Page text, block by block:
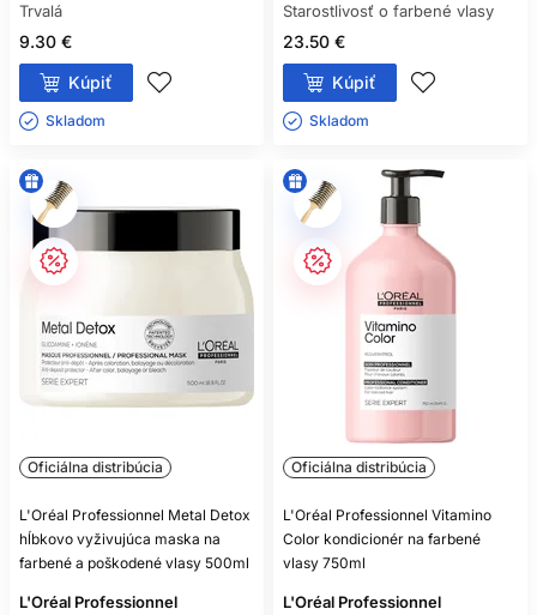
Nie. O jemnosti rozhoduje celé zloženie, nie iba neprítomnosť
jednej skupiny tenzidov.
POTREBUJEM KONDICIONÉR AJ
MASKU?
Nie vždy naraz. Kondicionér používajte pravidelne a masku
pridajte podľa suchosti a poškodenia.
MÔŽEM POUŽÍVAŤ OLEJ PRED
ŽEHLENÍM?
Iba ak konkrétny produkt deklaruje tepelnú ochranu a návod
také použitie povoľuje.
PREČO FARBA RÝCHLO BLEDNE?
teplo, UV žiarenie, voda aj následná starostlivosť.
Trvalá
9.30 €
Kúpiť
Skladom ㅤ
Starostlivosť o farbené vlasy
23.50 €
Kúpiť
Skladom ㅤ
Oficiálna distribúcia
L'Oréal Professionnel Metal Detox
hĺbkovo vyživujúca maska na
farbené a poškodené vlasy 500ml
L'Oréal Professionnel
Oficiálna distribúcia
L'Oréal Professionnel Vitamino
Color kondicionér na farbené
vlasy 750ml
L'Oréal Professionnel